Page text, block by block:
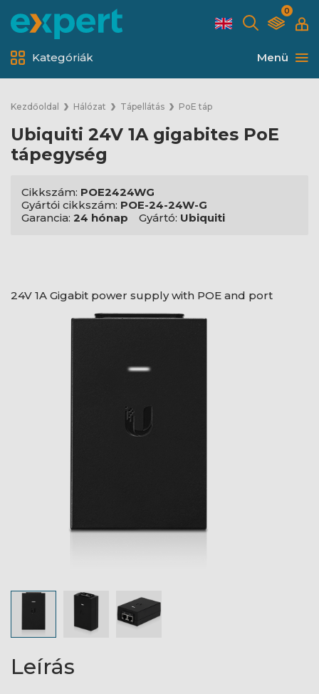
0
Menü
Kategóriák
Kezdőoldal Hálózat Tápellátás PoE táp
Ubiquiti 24V 1A gigabites PoE
tápegység
Cikkszám: POE2424WG
Gyártói cikkszám: POE-24-24W-G
Garancia: 24 hónap Gyártó: Ubiquiti
24V 1A Gigabit power supply with POE and port
Leírás